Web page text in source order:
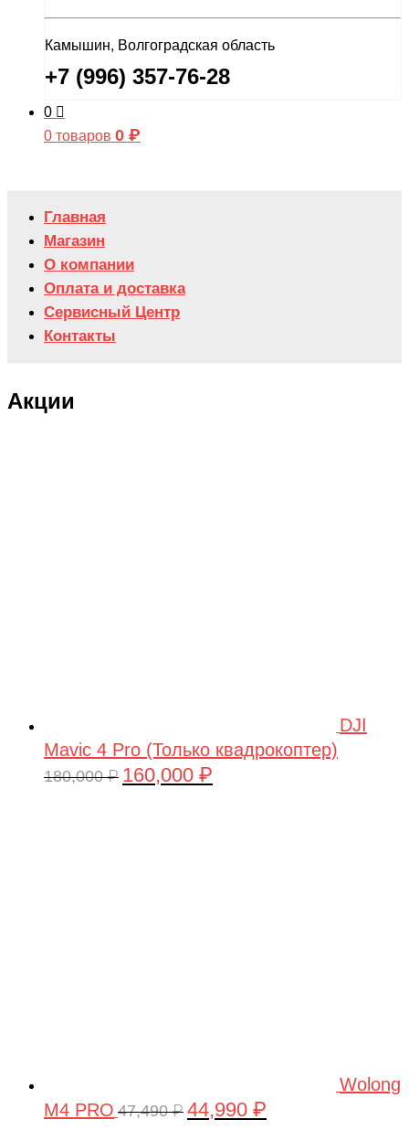
Камышин, Волгоградская область
+7 (996) 357-76-28
0
0 товаров 0 ₽
Главная
Магазин
О компании
Оплата и доставка
Сервисный Центр
Контакты
Акции
DJI
Mavic 4 Pro (Только квадрокоптер)
180,000₽ Первоначальная
160,000 ₽
Wolong
M4 PRO 47,490₽ Первоначальная
44,990 ₽